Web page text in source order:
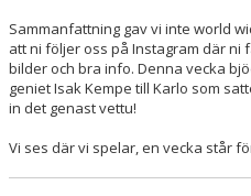
Sammanfattning gav vi inte world
att ni följer oss på Instagram där ni
bilder och bra info. Denna vecka
geniet Isak Kempe till Karlo som
in det genast vettu!
Vi ses där vi spelar, en vecka står